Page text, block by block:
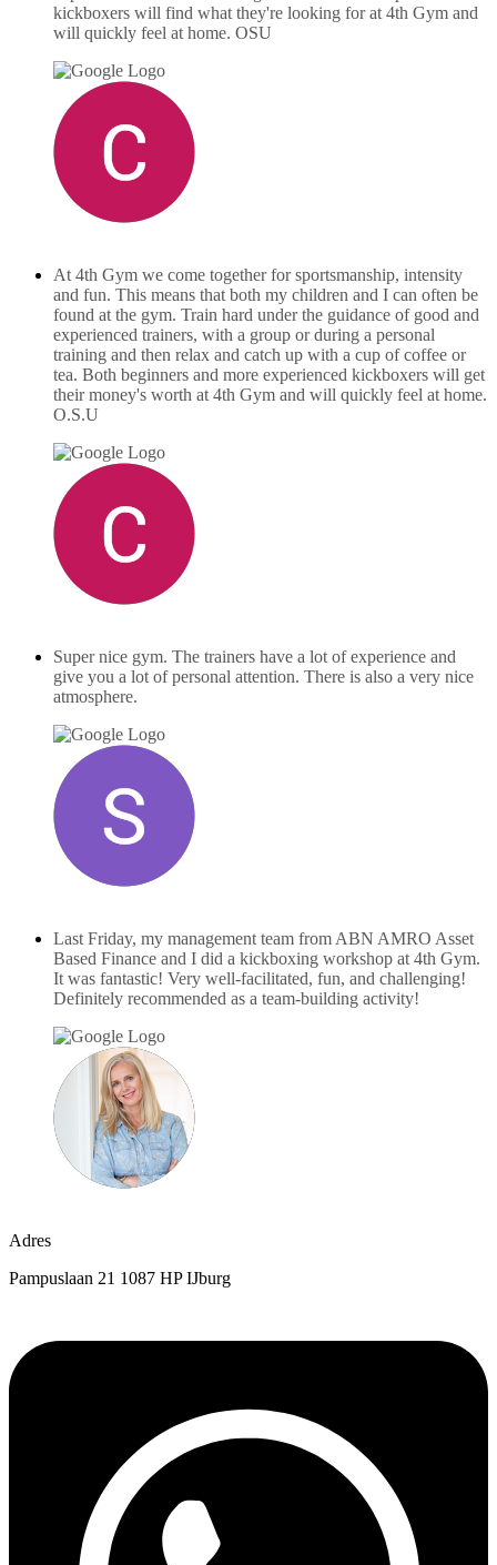
kickboxers will find what they're looking for at 4th Gym and
will quickly feel at home. OSU
At 4th Gym we come together for sportsmanship, intensity
and fun. This means that both my children and I can often be
found at the gym. Train hard under the guidance of good and
experienced trainers, with a group or during a personal
training and then relax and catch up with a cup of coffee or
tea. Both beginners and more experienced kickboxers will get
their money's worth at 4th Gym and will quickly feel at home.
O.S.U
Super nice gym. The trainers have a lot of experience and
give you a lot of personal attention. There is also a very nice
atmosphere.
Last Friday, my management team from ABN AMRO Asset
Based Finance and I did a kickboxing workshop at 4th Gym.
It was fantastic! Very well-facilitated, fun, and challenging!
Definitely recommended as a team-building activity!
Adres
Pampuslaan 21 1087 HP IJburg